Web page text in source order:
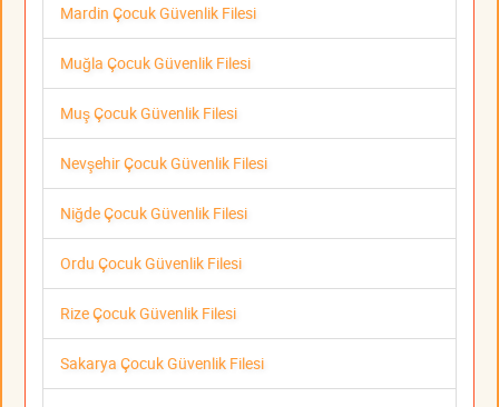
Mardin Çocuk Güvenlik Filesi
Muğla Çocuk Güvenlik Filesi
Muş Çocuk Güvenlik Filesi
Nevşehir Çocuk Güvenlik Filesi
Niğde Çocuk Güvenlik Filesi
Ordu Çocuk Güvenlik Filesi
Rize Çocuk Güvenlik Filesi
Sakarya Çocuk Güvenlik Filesi